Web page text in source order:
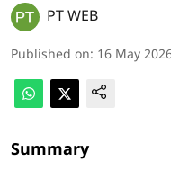
PT WEB
Published on: 16 May
Summary